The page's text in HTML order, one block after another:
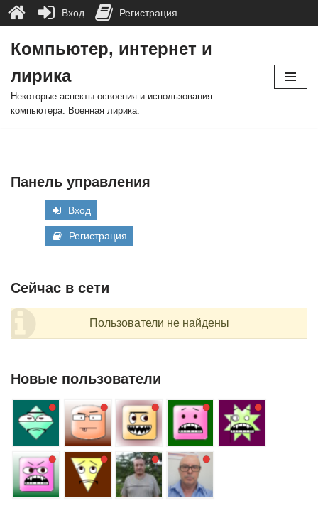
к
содержимому
Компьютер, интернет и
лирика
Некоторые аспекты освоения и использования
компьютера. Военная лирика.
Панель управления
Вход
Регистрация
Сейчас в сети
Пользователи не найдены
Новые пользователи
Вход Регистрация